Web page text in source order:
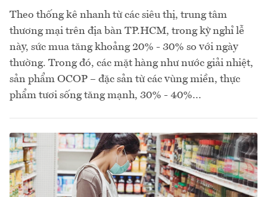
Theo thống kê nhanh từ các siêu thị, trung tâm
thương mại trên địa bàn TP.HCM, trong kỳ nghỉ lễ
này, sức mua tăng khoảng 20% - 30% so với ngày
thường. Trong đó, các mặt hàng như nước giải nhiệt,
sản phẩm OCOP – đặc sản từ các vùng miền, thực
phẩm tươi sống tăng mạnh, 30% - 40%...